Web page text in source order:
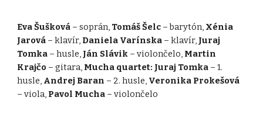
Eva Šušková – soprán, Tomáš Šelc – barytón, Xénia
Jarová – klavír, Daniela Varínska – klavír, Juraj
Tomka – husle, Ján Slávik – violončelo, Martin
Krajčo – gitara, Mucha quartet: Juraj Tomka – 1.
husle, Andrej Baran – 2. husle, Veronika Prokešová
– viola, Pavol Mucha – violončelo